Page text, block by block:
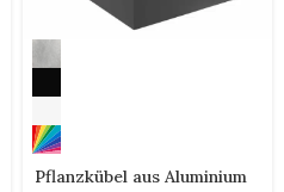
Pflanzkübel aus Aluminium